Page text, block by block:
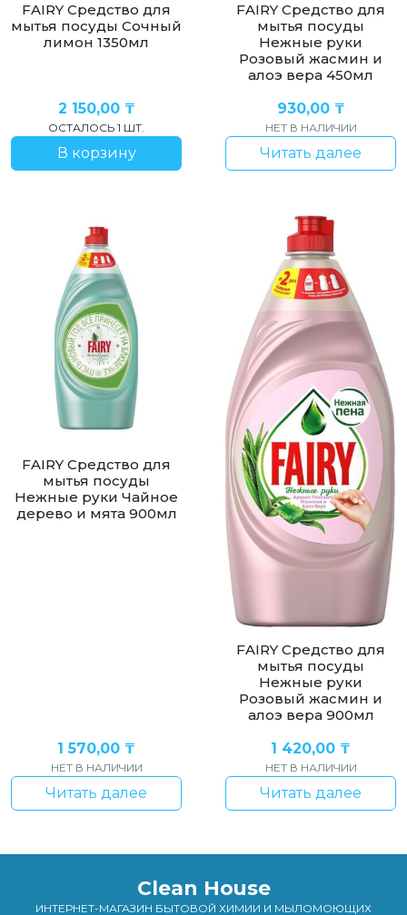
FAIRY Средство для
мытья посуды Сочный
лимон 1350мл
2 150,00 ₸
ОСТАЛОСЬ 1 ШТ.
В корзину
FAIRY Средство для
мытья посуды
Нежные руки
Розовый жасмин и
алоэ вера 450мл
930,00 ₸
НЕТ В НАЛИЧИИ
Читать далее
FAIRY Средство для
мытья посуды
Нежные руки Чайное
дерево и мята 900мл
1 570,00 ₸
НЕТ В НАЛИЧИИ
Читать далее
FAIRY Средство для
мытья посуды
Нежные руки
Розовый жасмин и
алоэ вера 900мл
1 420,00 ₸
НЕТ В НАЛИЧИИ
Читать далее
Clean House
ИНТЕРНЕТ-МАГАЗИН БЫТОВОЙ ХИМИИ И МЫЛОМОЮЩИХ